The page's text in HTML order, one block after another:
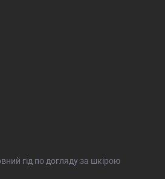
гід по догляду за шкірою